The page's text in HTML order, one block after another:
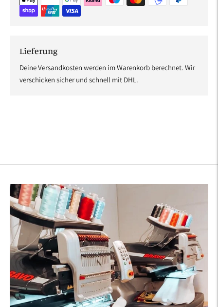
Lieferung
Deine Versandkosten werden im Warenkorb berechnet. Wir
verschicken sicher und schnell mit DHL.
in